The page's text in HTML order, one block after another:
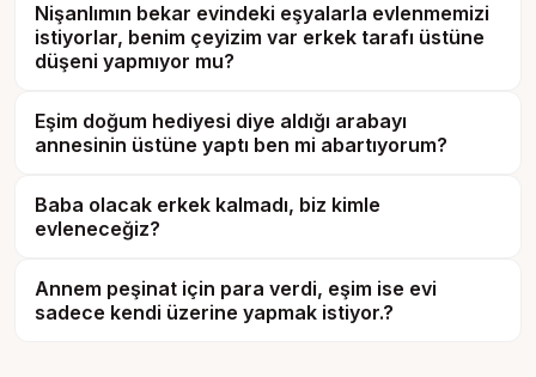
Nişanlımın bekar evindeki eşyalarla evlenmemizi
istiyorlar, benim çeyizim var erkek tarafı üstüne
düşeni yapmıyor mu?
Eşim doğum hediyesi diye aldığı arabayı
annesinin üstüne yaptı ben mi abartıyorum?
Baba olacak erkek kalmadı, biz kimle
evleneceğiz?
Annem peşinat için para verdi, eşim ise evi
sadece kendi üzerine yapmak istiyor.?